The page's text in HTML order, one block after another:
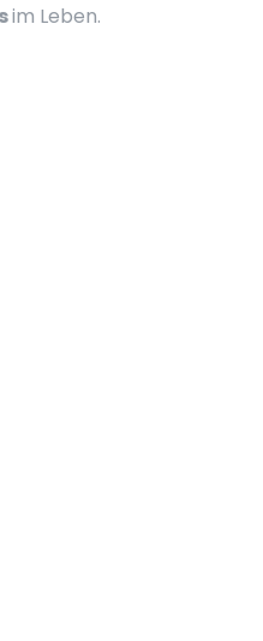
im Leben.